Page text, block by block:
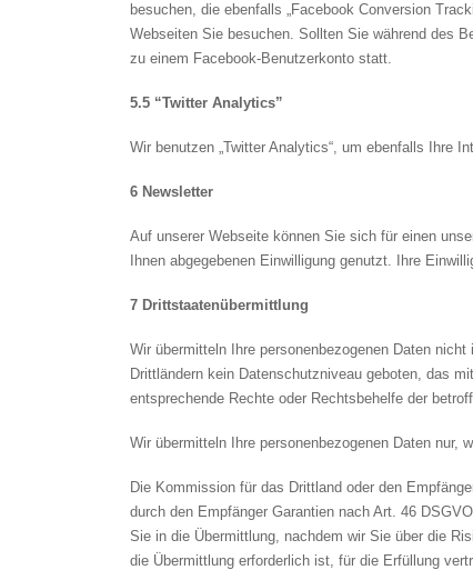
besuchen, die ebenfalls „Facebook Conversion
Webseiten Sie besuchen. Sollten Sie während des
zu einem Facebook-Benutzerkonto statt.
5.5 “Twitter Analytics”
Wir benutzen „Twitter Analytics“, um ebenfalls Ihre
6 Newsletter
Auf unserer Webseite können Sie sich für einen
Ihnen abgegebenen Einwilligung genutzt. Ihre
7 Drittstaatenübermittlung
Wir übermitteln Ihre personenbezogenen Daten
Drittländern kein Datenschutzniveau geboten, das
entsprechende Rechte oder Rechtsbehelfe der
Wir übermitteln Ihre personenbezogenen Daten nur,
Die Kommission für das Drittland oder den
durch den Empfänger Garantien nach Art. 46
Sie in die Übermittlung, nachdem wir Sie über die
die Übermittlung erforderlich ist, für die Erfüllung